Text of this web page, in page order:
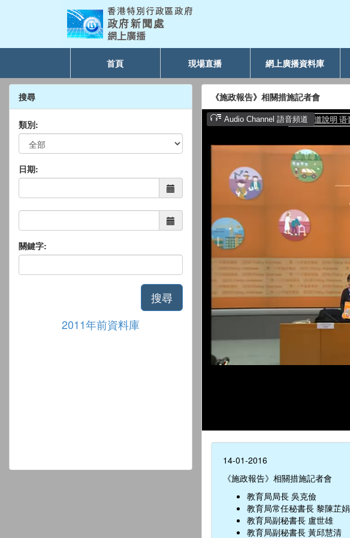
首頁 現場直播 網上廣播資料庫
搜尋
類別:
日期:
關鍵字:
搜尋
2011年前資料庫
《施政報告》相關措施記者會
14-01-2016
《施政報告》相關措施記者會
教育局局長 吳克儉
教育局常任秘書長 黎陳芷娟
教育局副秘書長 盧世雄
教育局副秘書長 黃邱慧清